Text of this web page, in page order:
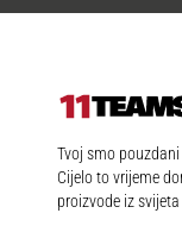
11teamsports.hr
Tvoj smo
Cijelo to vrijeme
proizvode iz